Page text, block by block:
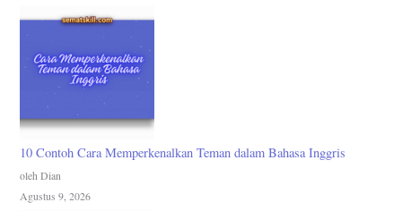
10 Contoh Cara Memperkenalkan Teman dalam Bahasa Inggris
oleh Dian
Agustus 9, 2026